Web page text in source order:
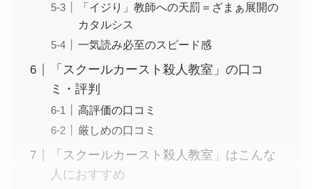
「イジり」教師への天罰＝ざまぁ展開の
カタルシス
一気読み必至のスピード感
「スクールカースト殺人教室」の口コ
ミ・評判
高評価の口コミ
厳しめの口コミ
「スクールカースト殺人教室」はこんな
人におすすめ